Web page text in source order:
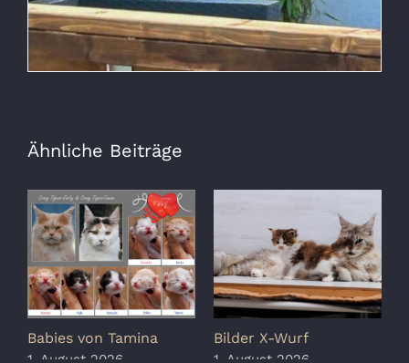
Ähnliche Beiträge
Babies von Tamina
1. August 2026
Bilder X-Wurf
1. August 2026